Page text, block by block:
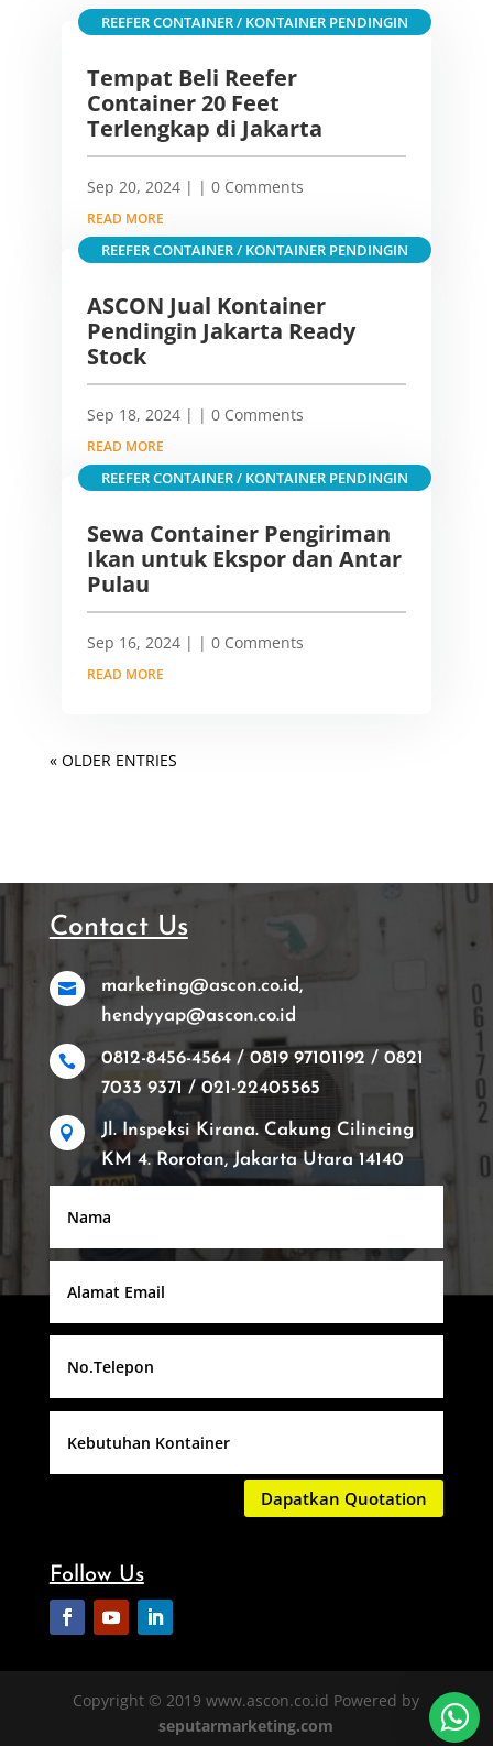
Tempat Beli Reefer
Container 20 Feet
Terlengkap di Jakarta
Sep 20, 2024|
REEFER CONTAINER / KONTAINER PENDINGIN
| 0 Comments
READ MORE
ASCON Jual Kontainer
Pendingin Jakarta Ready
Stock
Sep 18, 2024|
REEFER CONTAINER / KONTAINER PENDINGIN
| 0 Comments
READ MORE
Sewa Container Pengiriman
Ikan untuk Ekspor dan Antar
Pulau
Sep 16, 2024|
REEFER CONTAINER / KONTAINER PENDINGIN
| 0 Comments
READ MORE
« OLDER ENTRIES
Contact Us

marketing@ascon.co.id,
hendyyap@ascon.co.id

0812-8456-4564 / 0819 97101192 / 0821
7033 9371 / 021-22405565

Jl. Inspeksi Kirana. Cakung Cilincing
KM 4. Rorotan, Jakarta Utara 14140
Dapatkan Quotation
Follow Us
Copyright © 2019 www.ascon.co.id Powered by
seputarmarketing.com